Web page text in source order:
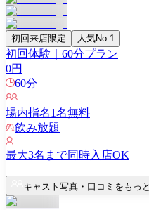
初回来店限定 人気No.1
初回体験｜60分プラン
0円
60分
場内指名1名無料
飲み放題
最大3名まで同時入店OK
キャスト写真・口コミをもっ